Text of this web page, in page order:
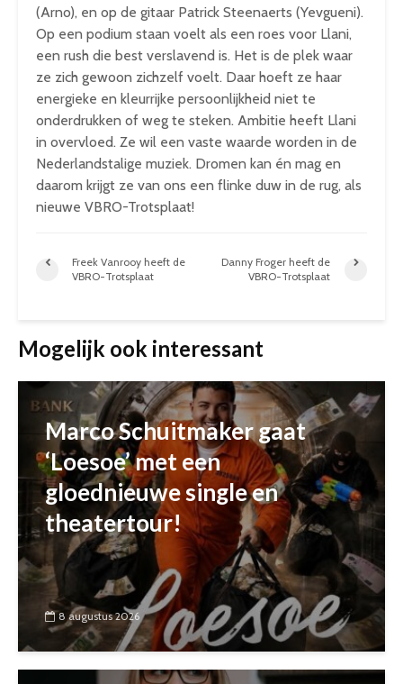
(Arno), en op de gitaar Patrick Steenaerts (Yevgueni).
Op een podium staan voelt als een roes voor Llani,
een rush die best verslavend is. Het is de plek waar
ze zich gewoon zichzelf voelt. Daar hoeft ze haar
energieke en kleurrijke persoonlijkheid niet te
onderdrukken of weg te steken. Ambitie heeft Llani
in overvloed. Ze wil een vaste waarde worden in de
Nederlandstalige muziek. Dromen kan én mag en
daarom krijgt ze van ons een flinke duw in de rug, als
nieuwe VBRO-Trotsplaat!
Freek Vanrooy heeft de
VBRO-Trotsplaat
Danny Froger heeft de
VBRO-Trotsplaat
Mogelijk ook interessant
Marco Schuitmaker gaat
‘Loesoe’ met een
gloednieuwe single en
theatertour!
8 augustus 2026